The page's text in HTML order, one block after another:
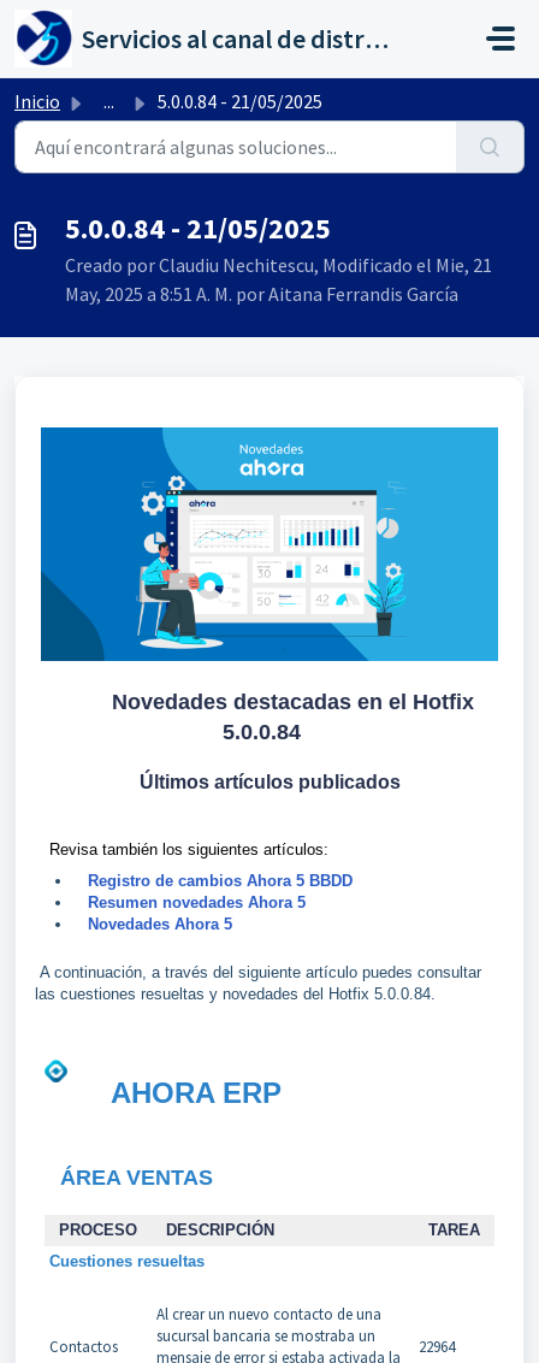
Saltar al contenido principal
Servicios al canal de distribución de AHORA
Inicio ... 5.0.0.84 - 21/05/2025
5.0.0.84 - 21/05/2025
Creado por Claudiu Nechitescu, Modificado el Mie, 21
May, 2025 a 8:51 A. M. por Aitana Ferrandis García
Novedades destacadas en el Hotfix
5.0.0.84
Últimos artículos publicados
Revisa también los siguientes artículos:
Registro de cambios Ahora 5 BBDD
Resumen novedades Ahora 5
Novedades Ahora 5
A continuación, a través del siguiente artículo puedes consultar
las cuestiones resueltas y novedades del Hotfix 5.0.0.84.
AHORA ERP
ÁREA VENTAS
PROCESO DESCRIPCIÓN
TAREA
Cuestiones resueltas
Contactos
Al crear un nuevo contacto de una
sucursal bancaria se mostraba un
mensaje de error si estaba activada la
22964